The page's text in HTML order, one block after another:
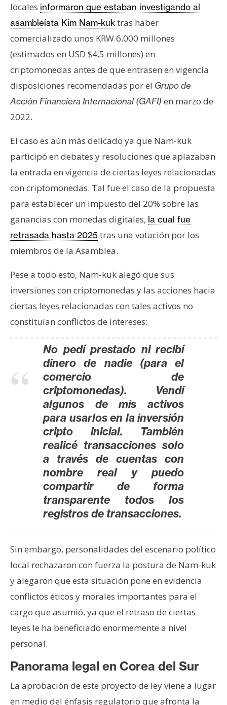
C
o
n
t
a
c
t
o
y
b
l
i
c
i
d
a
d
locales informaron que estaban investigando al
asambleísta Kim Nam-kuktras haber
comercializado unos KRW 6.000 millones
(estimados en USD $4,5 millones) en
criptomonedas antes de que entrasen en vigencia
disposiciones recomendadas por el Grupo de
Acción Financiera Internacional (GAFI) en marzo de
2022.
El caso es aún más delicado ya que Nam-kuk
participó en debates y resoluciones que aplazaban
la entrada en vigencia de ciertas leyes relacionadas
con criptomonedas. Tal fue el caso de la propuesta
para establecer un impuesto del 20% sobre las
ganancias con monedas digitales, la cual fue
retrasada hasta 2025tras una votación por los
miembros de la Asamblea.
Pese a todo esto, Nam-kuk alegó que sus
inversiones con criptomonedas y las acciones hacia
ciertas leyes relacionadas con tales activos no
constituían conflictos de intereses:
No pedí prestado ni recibí
dinero de nadie (para el
comercio de
criptomonedas). Vendí
algunos de mis activos
para usarlos en la inversión
cripto inicial. También
realicé transacciones solo
a través de cuentas con
nombre real y puedo
compartir de forma
transparente todos los
registros de transacciones.
Sin embargo, personalidades del escenario político
local rechazaron con fuerza la postura de Nam-kuk
y alegaron que esta situación pone en evidencia
conflictos éticos y morales importantes para el
cargo que asumió, ya que el retraso de ciertas
leyes le ha beneficiado enormemente a nivel
personal.
Panorama legal en Corea del Sur
La aprobación de este proyecto de ley viene a lugar
en medio del énfasis regulatorio que afronta la